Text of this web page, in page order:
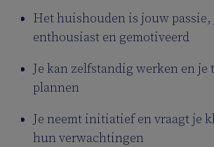
Het huishouden is jouw passie,
enthousiast en gemotiveerd
Je kan zelfstandig werken en je
plannen
Je neemt initiatief en vraagt je
hun verwachtingen